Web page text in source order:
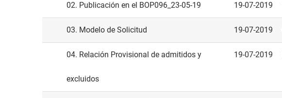
02. Publicación en el BOP096_23-05-19 19-07-2019
03. Modelo de Solicitud 19-07-2019
04. Relación Provisional de admitidos y
excluidos
19-07-2019